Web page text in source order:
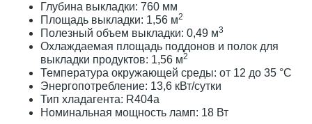
Глубина выкладки: 760 мм
Площадь выкладки: 1,56 м2
Полезный объем выкладки: 0,49 м3
Охлаждаемая площадь поддонов и полок для
выкладки продуктов: 1,56 м2
Температура окружающей среды: от 12 до 35 °С
Энергопотребление: 13,6 кВт/сутки
Тип хладагента: R404а
Номинальная мощность ламп: 18 Вт